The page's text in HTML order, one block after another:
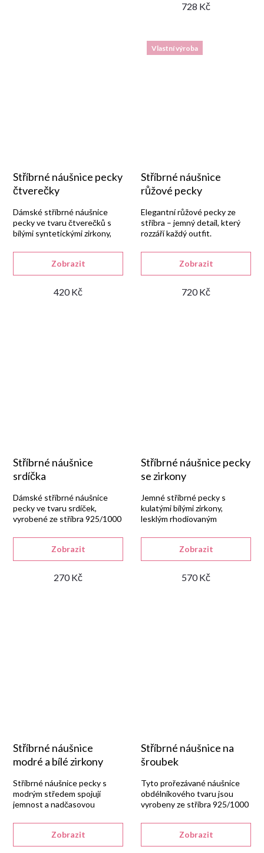
728 Kč
Stříbrné náušnice pecky
čtverečky
420 Kč
Zobrazit
Dámské stříbrné náušnice
pecky ve tvaru čtverečků s
bílými syntetickými zirkony,
s lesklou rhodiovanou
Vlastní výroba
Stříbrné náušnice
růžové pecky
720 Kč
Zobrazit
Elegantní růžové pecky ze
stříbra – jemný detail, který
rozzáří každý outfit.
Stříbrné náušnice
srdíčka
270 Kč
Zobrazit
Dámské stříbrné náušnice
pecky ve tvaru srdíček,
vyrobené ze stříbra 925/1000
úpravou a šroubkovým
Stříbrné náušnice pecky
se zirkony
570 Kč
Zobrazit
Jemné stříbrné pecky s
kulatými bílými zirkony,
lesklým rhodiovaným
šroubkovým uzávěrem.
Stříbrné náušnice
modré a bílé zirkony
Zobrazit
Stříbrné náušnice pecky s
modrým středem spojují
jemnost a nadčasovou
Stříbrné náušnice na
šroubek
Zobrazit
Tyto prořezávané náušnice
obdélníkového tvaru jsou
vyrobeny ze stříbra 925/1000
gravírováním.